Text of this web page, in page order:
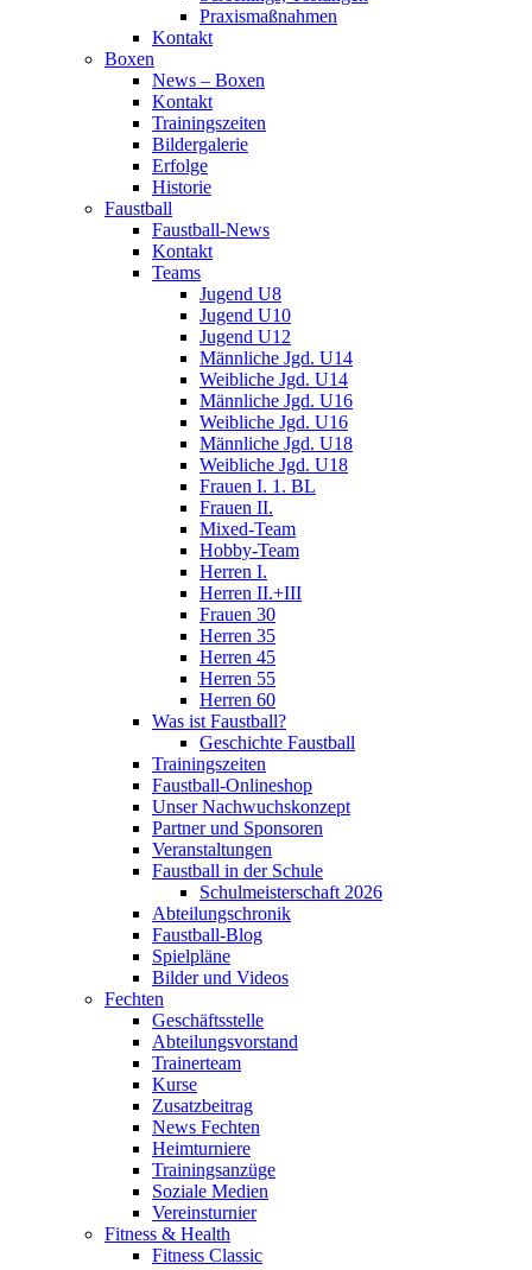
Praxismaßnahmen
Kontakt
Boxen
News – Boxen
Kontakt
Trainingszeiten
Bildergalerie
Erfolge
Historie
Faustball
Faustball-News
Kontakt
Teams
Jugend U8
Jugend U10
Jugend U12
Männliche Jgd. U14
Weibliche Jgd. U14
Männliche Jgd. U16
Weibliche Jgd. U16
Männliche Jgd. U18
Weibliche Jgd. U18
Frauen I. 1. BL
Frauen II.
Mixed-Team
Hobby-Team
Herren I.
Herren II.+III
Frauen 30
Herren 35
Herren 45
Herren 55
Herren 60
Was ist Faustball?
Geschichte Faustball
Trainingszeiten
Faustball-Onlineshop
Unser Nachwuchskonzept
Partner und Sponsoren
Veranstaltungen
Faustball in der Schule
Schulmeisterschaft 2026
Abteilungschronik
Faustball-Blog
Spielpläne
Bilder und Videos
Fechten
Geschäftsstelle
Abteilungsvorstand
Trainerteam
Kurse
Zusatzbeitrag
News Fechten
Heimturniere
Trainingsanzüge
Soziale Medien
Vereinsturnier
Fitness & Health
Fitness Classic